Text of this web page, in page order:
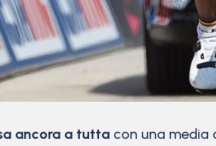
ancora a tutta con una media